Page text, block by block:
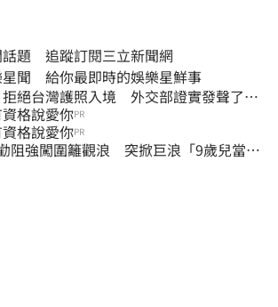
話題 追蹤訂閱三立新聞網
星聞 給你最即時的娛樂星鮮事
拒絕台灣護照入境 外交部證實發聲了：
格說愛你PR
格說愛你PR
阻強闖圍籬觀浪 突掀巨浪「9歲兒當場